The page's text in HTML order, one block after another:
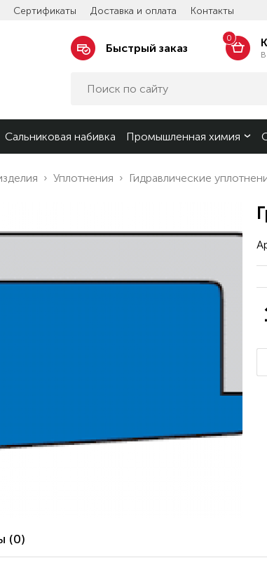
Сертификаты Доставка и оплата Контакты
Быстрый заказ
0
Сальниковая набивка Промышленная химия
Уплотнения Гидравлические
(0)